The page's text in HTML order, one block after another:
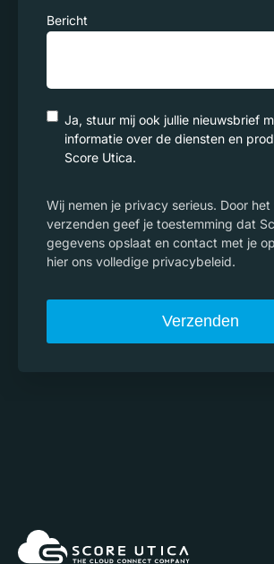
Bericht
Ja, stuur mij ook jullie nieuwsbrief
informatie over de diensten en
Score Utica.
Wij nemen je privacy serieus. Door
verzenden geef je toestemming dat
gegevens opslaat en contact met je
hier ons volledige privacybeleid.